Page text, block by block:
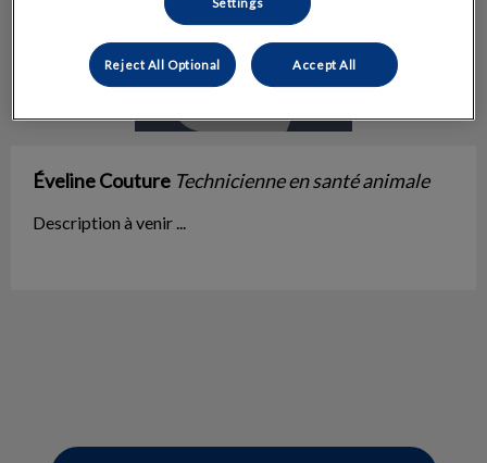
Éveline Couture Technicienne en santé animale
Description à venir ...
Reject All Optional Accept All